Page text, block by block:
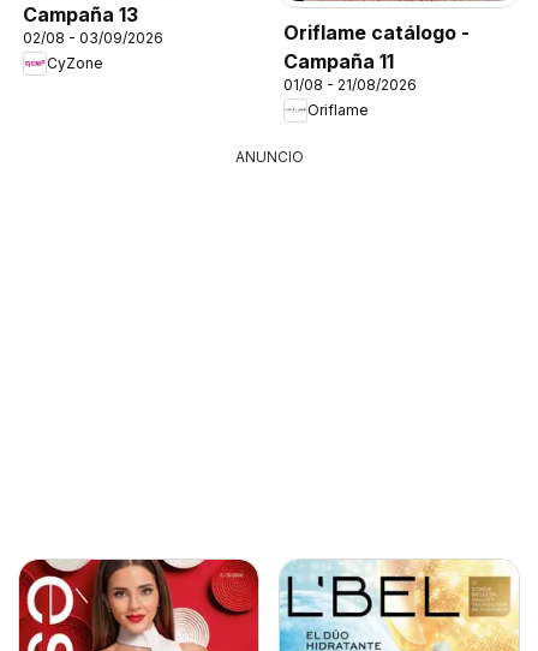
Campaña 13
02/08 - 03/09/2026
CyZone
Oriflame catálogo -
Campaña 11
01/08 - 21/08/2026
Oriflame
ANUNCIO